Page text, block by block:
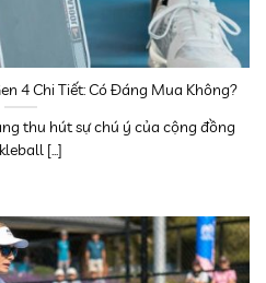
4 Chi Tiết: Có Đáng Mua Không?
thu hút sự chú ý của cộng đồng
[...]